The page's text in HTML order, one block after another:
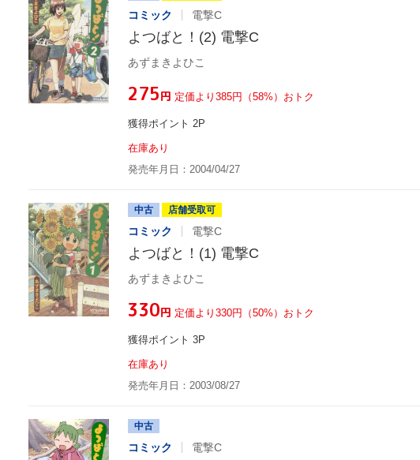
コミック 電撃C
よつばと！(2) 電撃C
あずまきよひこ
¥275円 定価より385円（58%）おトク
獲得ポイント 2P
在庫あり
発売年月日：2004/04/27
中古 店舗受取可
コミック 電撃C
よつばと！(1) 電撃C
あずまきよひこ
¥330円 定価より330円（50%）おトク
獲得ポイント 3P
在庫あり
発売年月日：2003/08/27
中古
コミック 電撃C